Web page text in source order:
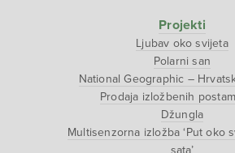
Projekti
Ljubav oko svijeta
Polarni san
National Geographic –
Prodaja izložbenih
Džungla
Multisenzorna izložba ‘Put oko
sata’